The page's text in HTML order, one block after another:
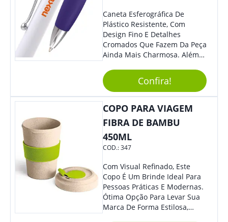
Caneta Esferográfica De
Plástico Resistente, Com
Design Fino E Detalhes
Cromados Que Fazem Da Peça
Ainda Mais Charmosa. Além
Seu Acionamento É Por Giro.
Perfeita Para Diversas
Ocasiões Do Dia A Dia.
Confira!
COPO PARA VIAGEM
FIBRA DE BAMBU
450ML
COD.:347
Com Visual Refinado, Este
Copo É Um Brinde Ideal Para
Pessoas Práticas E Modernas.
Ótima Opção Para Levar Sua
Marca De Forma Estilosa,